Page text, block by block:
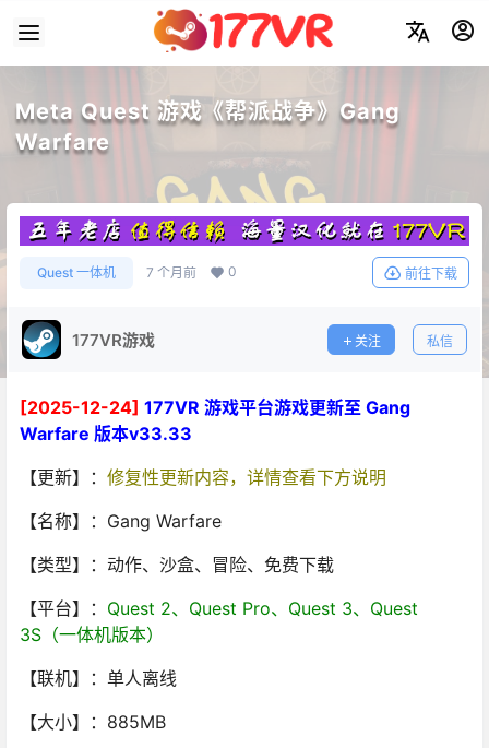
Meta Quest 游戏《帮派战争》Gang
Warfare
Quest 一体机 7 个月前 0 前往下载
177VR游戏 关注 私信
[2025-12-24] 177VR 游戏平台游戏更新至 Gang
Warfare 版本v33.33
【更新】： 修复性更新内容，详情查看下方说明
【名称】：Gang Warfare
【类型】：动作、沙盒、冒险、免费下载
【平台】： Quest 2、Quest Pro、Quest 3、Quest
3S（一体机版本）
【联机】：单人离线
【大小】：885MB